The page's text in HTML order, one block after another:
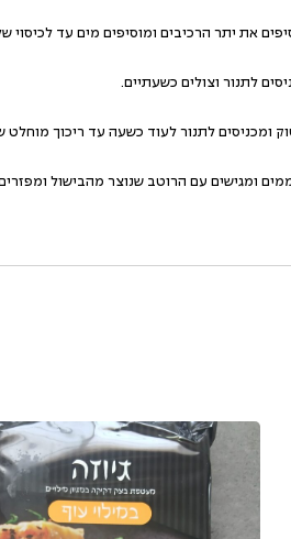
הרכיבים ומוסיפים מים עד לכיסוי של כ-2/3 מגובה תכולת
לתנור וצולים כשעתיים.
ומכניסים לתנור לעוד כשעה עד ריכוך
ומגישים עם הרוטב שנוצר מהבישול